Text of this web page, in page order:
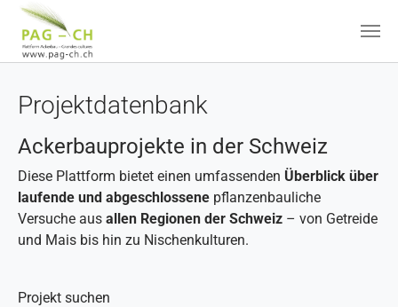
Projektdatenbank
Ackerbauprojekte in der Schweiz
Diese Plattform bietet einen umfassenden Überblick über
laufende und abgeschlossene pflanzenbauliche
Versuche aus allen Regionen der Schweiz – von Getreide
und Mais bis hin zu Nischenkulturen.
Projekt suchen